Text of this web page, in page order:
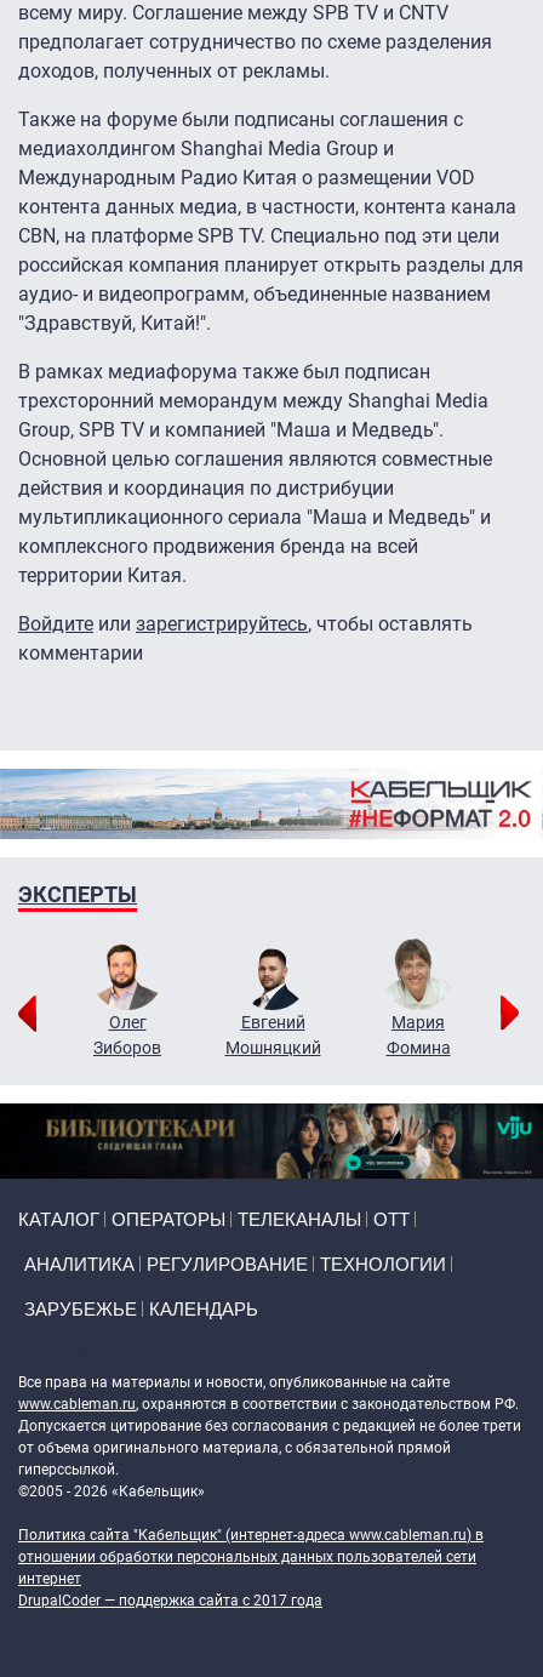
всему миру. Соглашение между SPB TV и CNTV
предполагает сотрудничество по схеме разделения
доходов, полученных от рекламы.
Также на форуме были подписаны соглашения с
медиахолдингом Shanghai Media Group и
Международным Радио Китая о размещении VOD
контента данных медиа, в частности, контента канала
CBN, на платформе SPB TV. Специально под эти цели
российская компания планирует открыть разделы для
аудио- и видеопрограмм, объединенные названием
"Здравствуй, Китай!".
В рамках медиафорума также был подписан
трехсторонний меморандум между Shanghai Media
Group, SPB TV и компанией "Маша и Медведь".
Основной целью соглашения являются совместные
действия и координация по дистрибуции
мультипликационного сериала "Маша и Медведь" и
комплексного продвижения бренда на всей
территории Китая.
Войдите или зарегистрируйтесь, чтобы оставлять
комментарии
ЭКСПЕРТЫ
Олег
Зиборов
Евгений
Мошняцкий
Мария
Фомина
КАТАЛОГ ОПЕРАТОРЫ ТЕЛЕКАНАЛЫ ОТТ
АНАЛИТИКА РЕГУЛИРОВАНИЕ ТЕХНОЛОГИИ
ЗАРУБЕЖЬЕ КАЛЕНДАРЬ
Все права на материалы и новости, опубликованные на сайте
www.cableman.ru, охраняются в соответствии с законодательством РФ.
Допускается цитирование без согласования с редакцией не более трети
от объема оригинального материала, с обязательной прямой
гиперссылкой.
©2005 - 2026 «Кабельщик»
Политика сайта "Кабельщик" (интернет-адреса www.cableman.ru) в
отношении обработки персональных данных пользователей сети
интернет
DrupalCoder — поддержка сайта c 2017 года